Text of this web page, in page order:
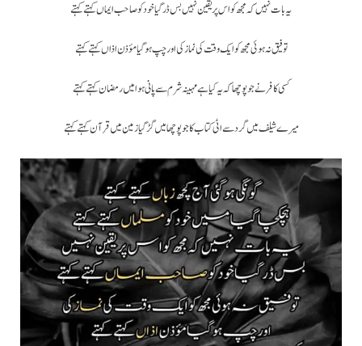
یہ بات نہیں کہ مجھ کو اس پر یقین نہیں بس ڈر گیا خود کو صاحب ایماں کہتے کہتے
توفیق نہ ہوئی مجھ کو ایک وقت کی نماز کی اور چپ ہو گیا مؤذن اذاں کہتے کہتے
کسی کافر نے جو پوچھا کہ یہ کیا ہے مہینہ شرم سے پانی ہوا میں رمضان کہتے کہتے
میرے شیلف میں گرد سے اٹی کتاب کا جو پوچھا میں گڑ گیا زمین میں قرآن کہتے کہتے